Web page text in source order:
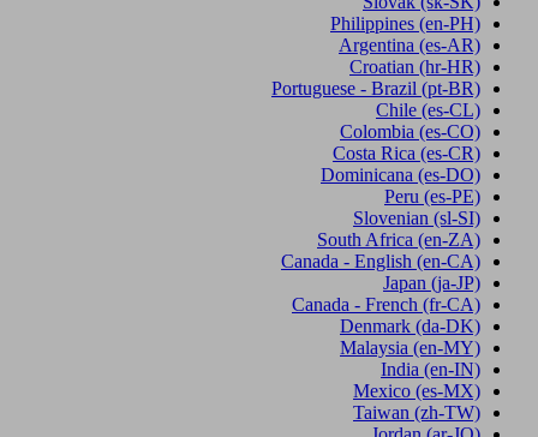
Philippines (en-PH)
Argentina (es-AR)
Croatian (hr-HR)
Portuguese - Brazil (pt-BR)
Chile (es-CL)
Colombia (es-CO)
Costa Rica (es-CR)
Dominicana (es-DO)
Peru (es-PE)
Slovenian (sl-SI)
South Africa (en-ZA)
Canada - English (en-CA)
Japan (ja-JP)
Canada - French (fr-CA)
Denmark (da-DK)
Malaysia (en-MY)
India (en-IN)
Mexico (es-MX)
Taiwan (zh-TW)